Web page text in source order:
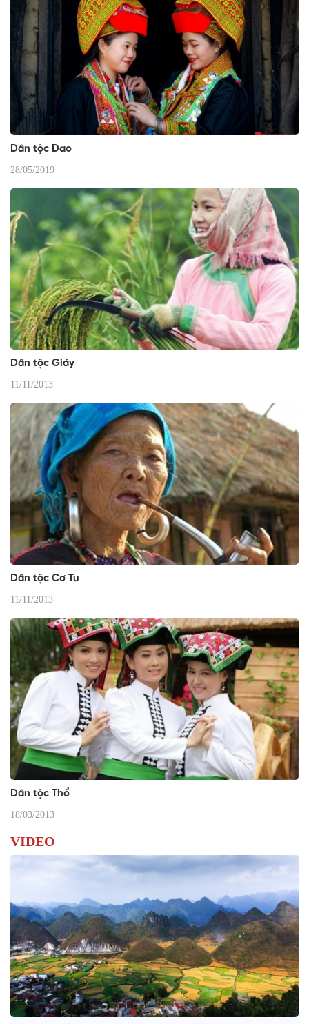
Dân tộc Dao
28/05/2019
Dân tộc Giáy
11/11/2013
Dân tộc Cơ Tu
11/11/2013
Dân tộc Thổ
18/03/2013
VIDEO